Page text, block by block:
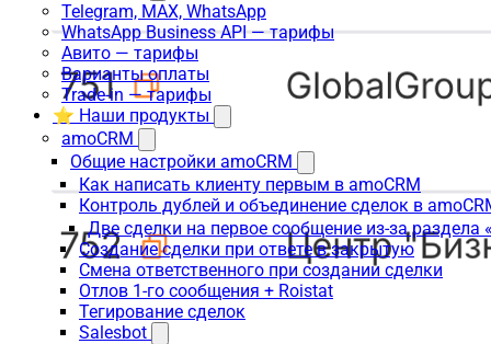
Telegram, MAX, WhatsApp
WhatsApp Business API — тарифы
Авито — тарифы
Варианты оплаты
Trade-in — тарифы
⭐ Наши продукты
amoCRM
Общие настройки amoCRM
Как написать клиенту первым в amoCRM
Контроль дублей и объединение сделок в
Две сделки на первое сообщение из-за раздела
Создание сделки при ответе в закрытую
Смена ответственного при создании сделки
Отлов 1-го сообщения + Roistat
Тегирование сделок
Salesbot